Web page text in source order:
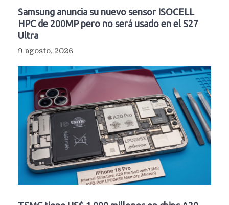
Samsung anuncia su nuevo sensor ISOCELL
HPC de 200MP pero no será usado en el S27
Ultra
9 agosto, 2026